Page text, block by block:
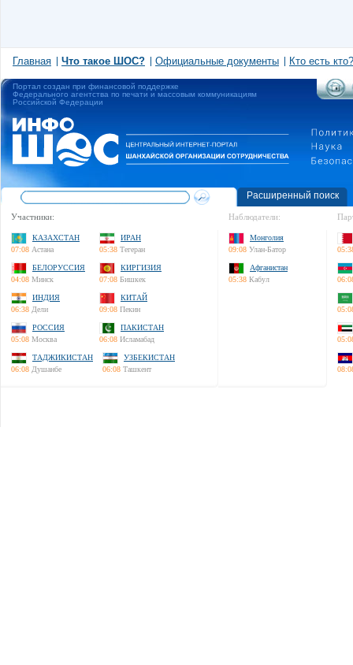
Главная Что такое ШОС? Официальные документы Кто есть кто?
Портал создан при финансовой поддержке
Федерального агентства по печати и массовым коммуникациям
Российской Федерации
Расширенный поиск
Участники:
КАЗАХСТАН
07:08 Астана
ИРАН
05:38 Тегеран
БЕЛОРУССИЯ
04:08 Минск
КИРГИЗИЯ
07:08 Бишкек
ИНДИЯ
06:38 Дели
КИТАЙ
09:08 Пекин
РОССИЯ
05:08 Москва
ПАКИСТАН
06:08 Исламабад
ТАДЖИКИСТАН
06:08 Душанбе
УЗБЕКИСТАН
06:08 Ташкент
Наблюдатели:
Монголия
09:08 Улан-Батор
Афганистан
05:38 Кабул